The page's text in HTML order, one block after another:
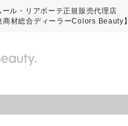
ール・リアボーテ正規販売代理店
商材総合ディーラーColors Beauty】